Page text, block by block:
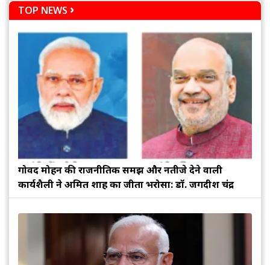
TOP NEWS
गोविंद मोहन की राजनीतिक समझ और नतीजे देने वाली
कार्यशैली ने अमित शाह का जीता भरोसा: डॉ. जगदीश चंद्र